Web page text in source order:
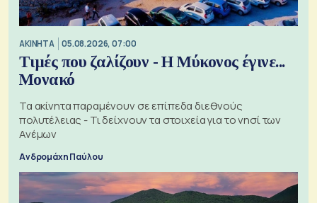
ΑΚΙΝΗΤΑ 05.08.2026, 07:00
Τιμές που ζαλίζουν - Η Μύκονος έγινε...
Μονακό
Τα ακίνητα παραμένουν σε επίπεδα διεθνούς
πολυτέλειας - Τι δείχνουν τα στοιχεία για το νησί των
Ανέμων
Ανδρομάχη Παύλου